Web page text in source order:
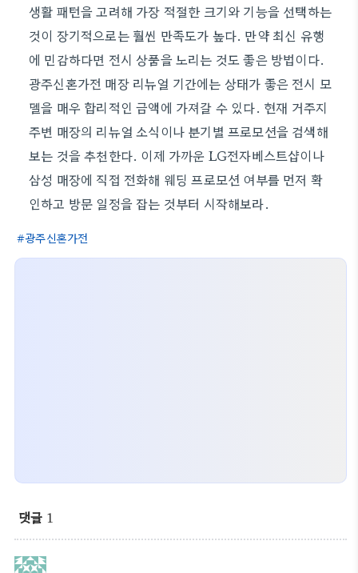
생활 패턴을 고려해 가장 적절한 크기와 기능을 선택하는
것이 장기적으로는 훨씬 만족도가 높다. 만약 최신 유행
에 민감하다면 전시 상품을 노리는 것도 좋은 방법이다.
광주신혼가전 매장 리뉴얼 기간에는 상태가 좋은 전시 모
델을 매우 합리적인 금액에 가져갈 수 있다. 현재 거주지
주변 매장의 리뉴얼 소식이나 분기별 프로모션을 검색해
보는 것을 추천한다. 이제 가까운 LG전자베스트샵이나
삼성 매장에 직접 전화해 웨딩 프로모션 여부를 먼저 확
인하고 방문 일정을 잡는 것부터 시작해보라.
광주신혼가전
댓글 1